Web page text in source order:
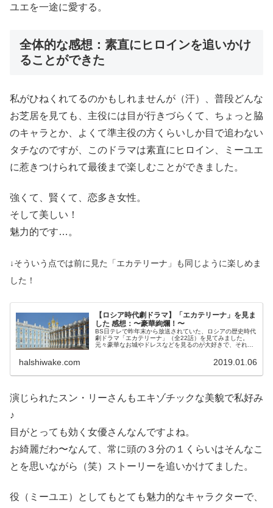
ユエを一途に愛する。
全体的な感想：素直にヒロインを追いかけ
ることができた
私がひねくれてるのかもしれませんが（汗）、普段どんな
お芝居を見ても、主役には目が行きづらくて、ちょっと脇
のキャラとか、よくて準主役の方くらいしか目で追わない
タチなのですが、このドラマは素直にヒロイン、ミーユエ
に惹きつけられて最後まで楽しむことができました。
強くて、賢くて、恋多き女性。
そして美しい！
魅力的です…。
↓そういう点では前に見た「エカテリーナ」も同じように楽しめま
した！
【ロシア時代劇ドラマ】「エカテリーナ」を見ま
した 感想：〜豪華絢爛！〜
BS日テレで昨年末から放送されていた、ロシアの歴史時代
劇ドラマ「エカテリーナ」（全22話）を見てみました。
元々豪華なお城やドレスなどを見るのが大好きで、それが
halshiwake.com 2019.01.06
演じられたスン・リーさんもエキゾチックな美貌で私好み
♪
目がとっても効く女優さんなんですよね。
お綺麗だわ〜なんて、常に頭の３分の１くらいはそんなこ
とを思いながら（笑）ストーリーを追いかけてました。
役（ミーユエ）としてもとても魅力的なキャラクターで、